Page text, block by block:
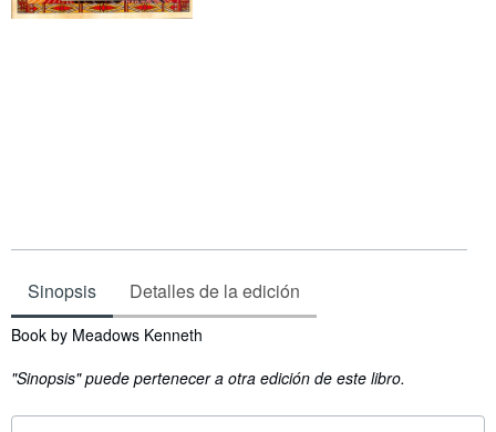
Sinopsis Detalles de la edición
Sinopsis
Book by Meadows Kenneth
"Sinopsis" puede pertenecer a otra edición de este libro.